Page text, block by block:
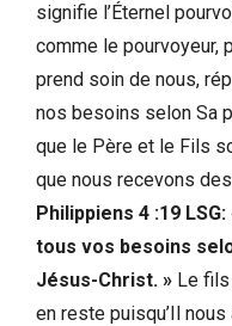
signifie l’Éternel
comme le pourvoyeur,
prend soin de nous,
nos besoins selon Sa
que le Père et le Fils
que nous recevons
Philippiens 4 :19
tous vos besoins
Jésus-Christ. » Le fils
en reste puisqu’Il